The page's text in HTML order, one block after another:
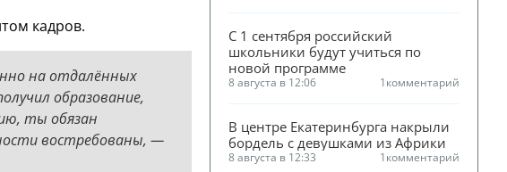
кадров.
на отдалённых
образование,
ты обязан
востребованы, —
С 1 сентября российский
школьники будут учиться по
новой программе
8 августа в 12:06 1комментарий
В центре Екатеринбурга накрыли
бордель с девушками из Африки
8 августа в 12:33 1комментарий